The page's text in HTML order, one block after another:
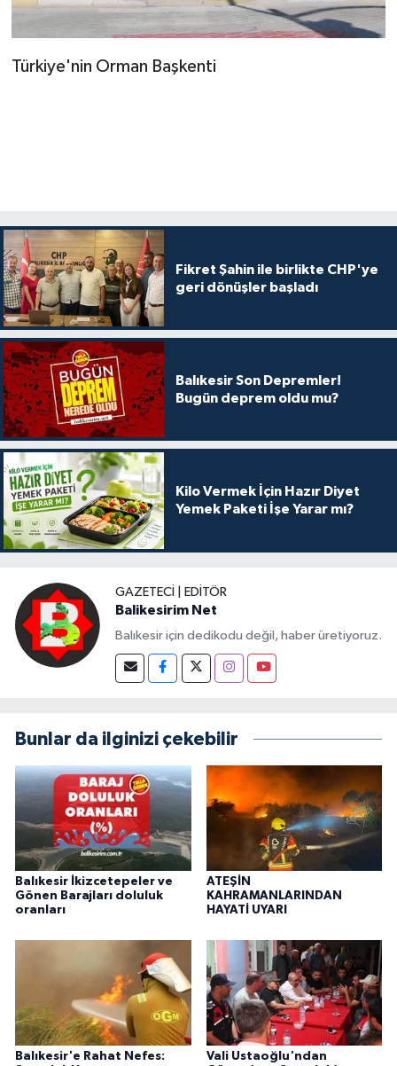
Türkiye'nin Orman Başkenti
Fikret Şahin ile birlikte CHP'ye
geri dönüşler başladı
Balıkesir Son Depremler!
Bugün deprem oldu mu?
Kilo Vermek İçin Hazır Diyet
Yemek Paketi İşe Yarar mı?
GAZETECI | EDITÖR
Balikesirim Net
Balıkesir için dedikodu değil, haber üretiyoruz.
Bunlar da ilginizi çekebilir
Balıkesir İkizcetepeler ve
Gönen Barajları doluluk
oranları
ATEŞİN
KAHRAMANLARINDAN
HAYATİ UYARI
Balıkesir'e Rahat Nefes:
Vali Ustaoğlu'ndan